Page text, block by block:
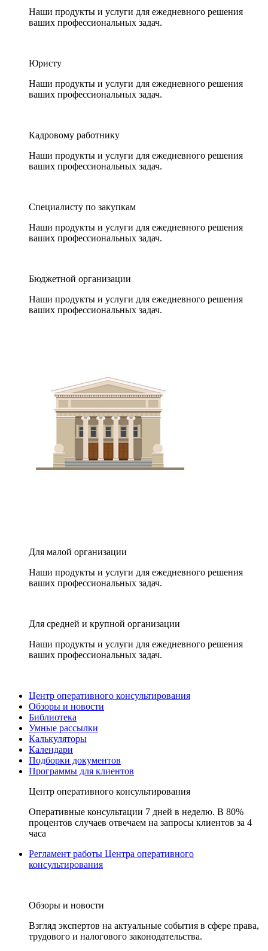
Наши продукты и услуги для ежедневного решения
ваших профессиональных задач.
Юристу
Наши продукты и услуги для ежедневного решения
ваших профессиональных задач.
Кадровому работнику
Наши продукты и услуги для ежедневного решения
ваших профессиональных задач.
Специалисту по закупкам
Наши продукты и услуги для ежедневного решения
ваших профессиональных задач.
Бюджетной организации
Наши продукты и услуги для ежедневного решения
ваших профессиональных задач.
Для малой организации
Наши продукты и услуги для ежедневного решения
ваших профессиональных задач.
Для средней и крупной организации
Наши продукты и услуги для ежедневного решения
ваших профессиональных задач.
Центр оперативного консультирования
Обзоры и новости
Библиотека
Умные рассылки
Калькуляторы
Календари
Подборки документов
Программы для клиентов
Центр оперативного консультирования
Оперативные консультации 7 дней в неделю. В 80%
процентов случаев отвечаем на запросы клиентов за 4
часа
Регламент работы Центра оперативного
консультирования
Обзоры и новости
Взгляд экспертов на актуальные события в сфере права,
трудового и налогового законодательства.